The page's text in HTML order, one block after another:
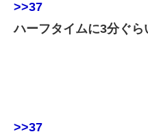
>>37
ハーフタイムに3分ぐら
>>37